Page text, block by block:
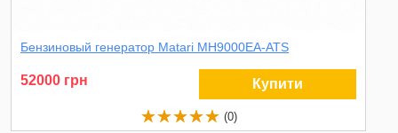
Бензиновый генератор Matari MH9000EA-ATS
52000 грн Купити
(0)